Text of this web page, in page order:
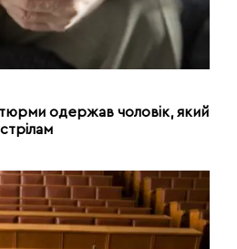
одержав чоловік, який